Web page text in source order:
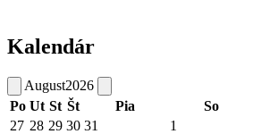
Kalendár
August2026
Po Ut St Št Pia So
27 28 29 30 31 1